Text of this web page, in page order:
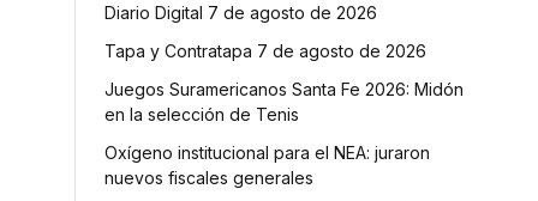
Diario Digital 7 de agosto de 2026
Tapa y Contratapa 7 de agosto de 2026
Juegos Suramericanos Santa Fe 2026: Midón
en la selección de Tenis
Oxígeno institucional para el NEA: juraron
nuevos fiscales generales